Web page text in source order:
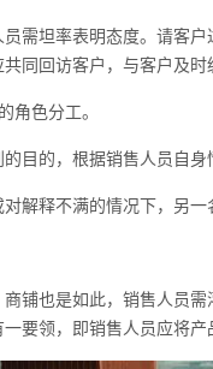
需坦率表明态度。请客
同回访客户，与客户及时
角色分工。
目的，根据销售人员自
解释不满的情况下，另
铺也是如此，销售人员
要领，即销售人员应将